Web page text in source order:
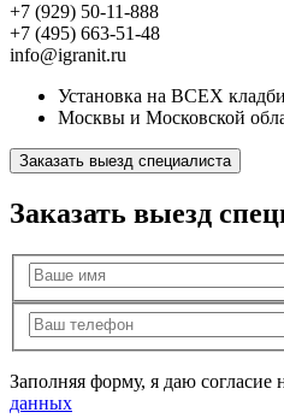
+7 (929) 50-11-888
+7 (495) 663-51-48
info@igranit.ru
Установка на ВСЕХ
Москвы и Московской
Заказать выезд специалиста
Заказать выезд
Заполняя форму, я даю согласие
данных